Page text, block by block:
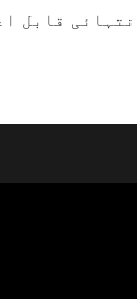
قابل